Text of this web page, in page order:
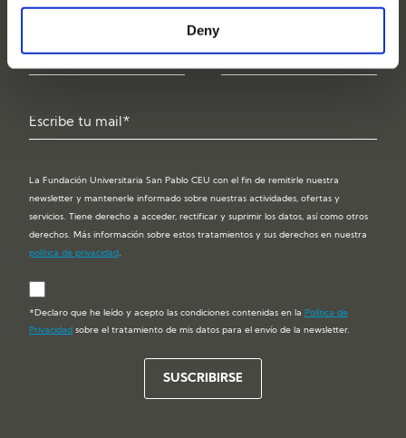
Deny
La Fundación Universitaria San Pablo CEU con el fin de remitirle nuestra
newsletter y mantenerle informado sobre nuestras actividades, ofertas y
servicios. Tiene derecho a acceder, rectificar y suprimir los datos, así como otros
derechos. Más información sobre estos tratamientos y sus derechos en nuestra
política de privacidad.
*Declaro que he leído y acepto las condiciones contenidas en la Política de
Privacidad sobre el tratamiento de mis datos para el envío de la newsletter.